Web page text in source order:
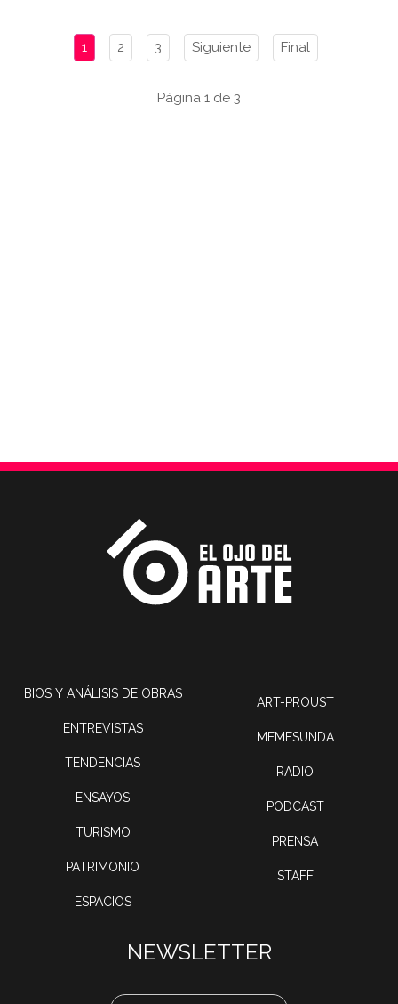
1 2 3 Siguiente Final
Página 1 de 3
BIOS Y ANÁLISIS DE OBRAS
ENTREVISTAS
TENDENCIAS
ENSAYOS
TURISMO
PATRIMONIO
ESPACIOS
ART-PROUST
MEMESUNDA
RADIO
PODCAST
PRENSA
STAFF
NEWSLETTER